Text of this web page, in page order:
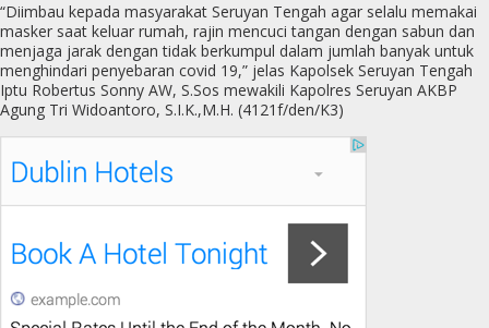
“Diimbau kepada masyarakat Seruyan Tengah agar selalu memakai
masker saat keluar rumah, rajin mencuci tangan dengan sabun dan
menjaga jarak dengan tidak berkumpul dalam jumlah banyak untuk
menghindari penyebaran covid 19,” jelas Kapolsek Seruyan Tengah
Iptu Robertus Sonny AW, S.Sos mewakili Kapolres Seruyan AKBP
Agung Tri Widoantoro, S.I.K.,M.H. (4121f/den/K3)